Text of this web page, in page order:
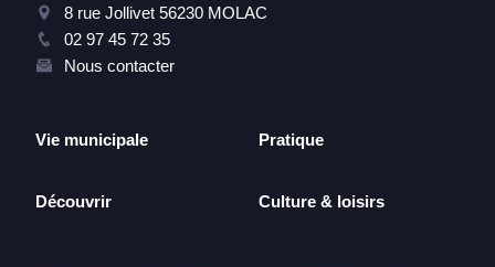
8 rue Jollivet 56230 MOLAC
02 97 45 72 35
Nous contacter
Vie municipale
Découvrir
Pratique
Culture & loisirs